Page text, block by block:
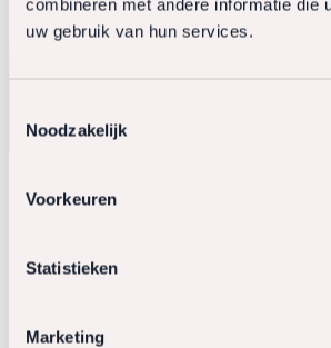
combineren met andere informatie die
uw gebruik van hun services.
Noodzakelijk
Voorkeuren
Statistieken
Marketing